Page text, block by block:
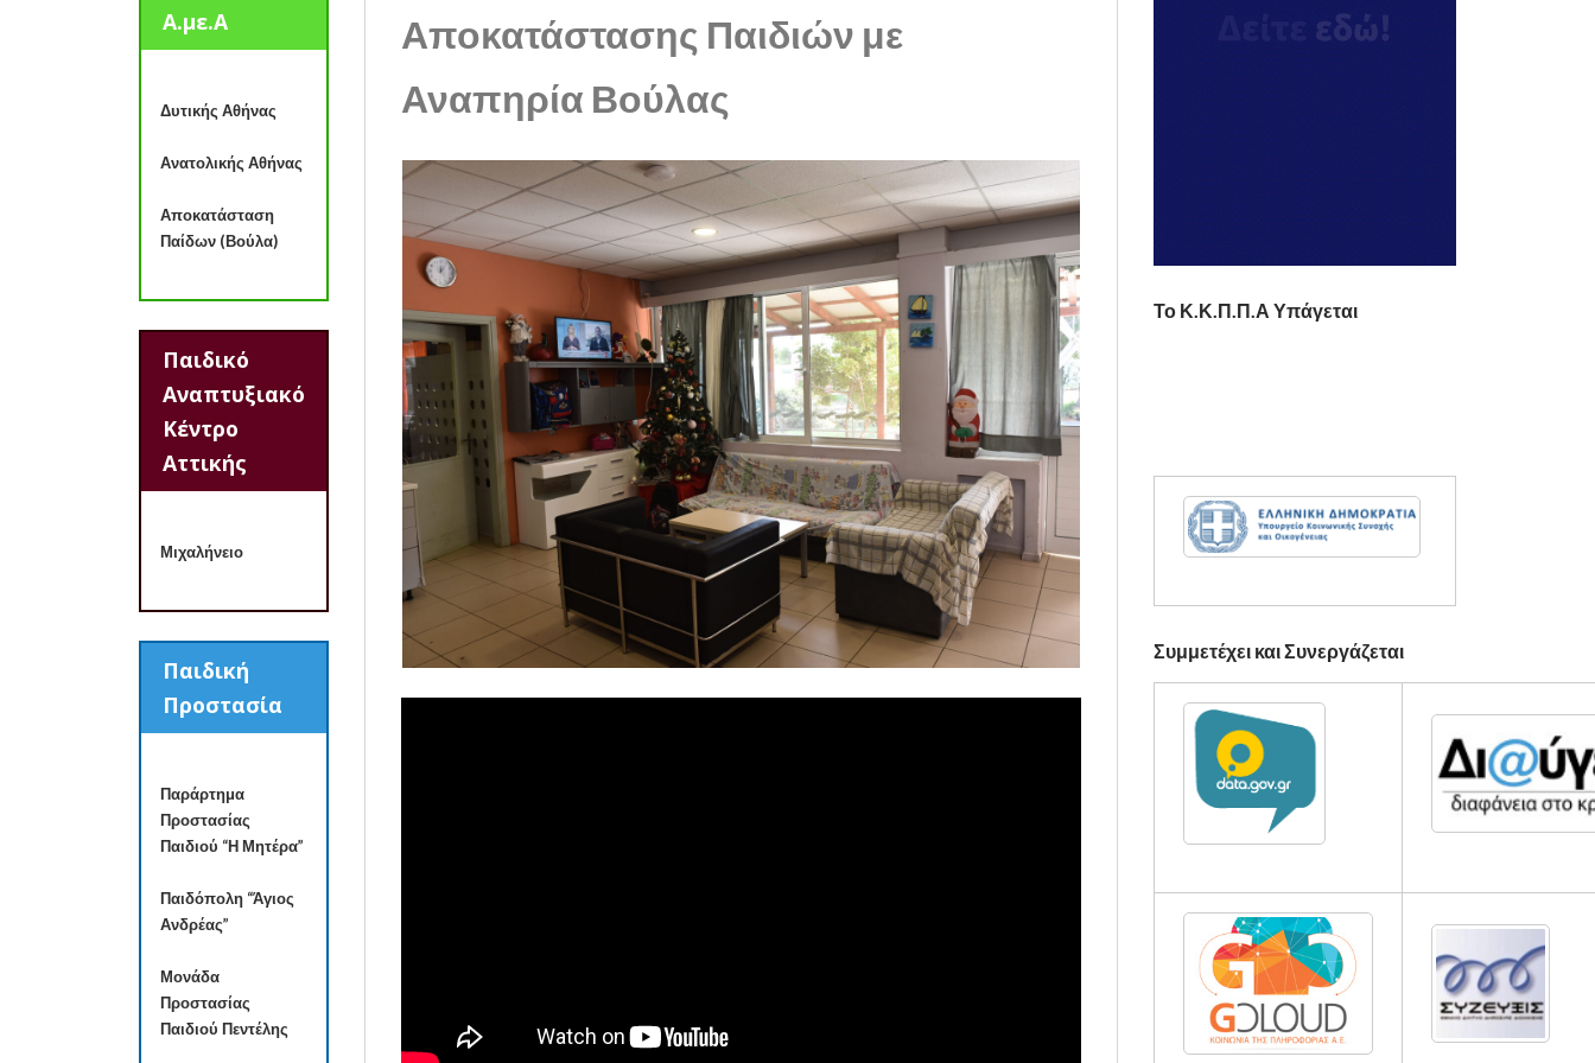
Αποκατάστασης Παιδιών με
Αναπηρία Βούλας
Α.με.Α
Δυτικής Αθήνας
Ανατολικής Αθήνας
Αποκατάσταση
Παίδων (Βούλα)
Παιδικό
Αναπτυξιακό
Κέντρο
Αττικής
Μιχαλήνειο
Παιδική
Προστασία
Παράρτημα
Προστασίας
Παιδιού “Η Μητέρα”
Παιδόπολη “Άγιος
Ανδρέας”
Μονάδα
Προστασίας
Παιδιού Πεντέλης
Το Κ.Κ.Π.Π.Α Υπάγεται
Συμμετέχει και Συνεργάζεται